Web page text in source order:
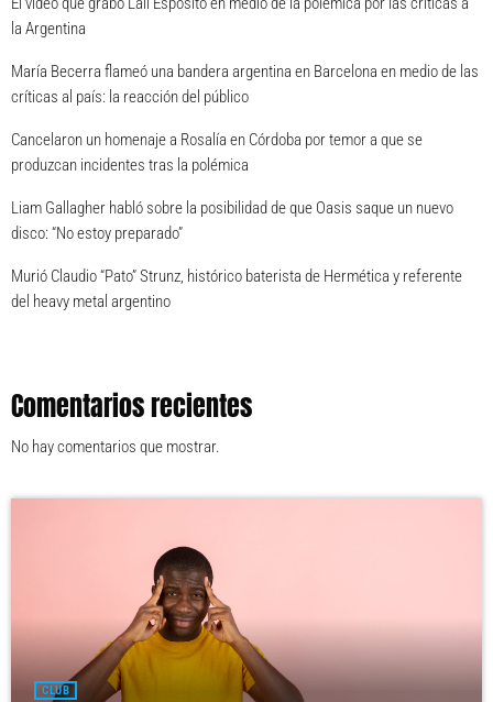
la Argentina
María Becerra flameó una bandera argentina en Barcelona en medio de las
críticas al país: la reacción del público
Cancelaron un homenaje a Rosalía en Córdoba por temor a que se
produzcan incidentes tras la polémica
Liam Gallagher habló sobre la posibilidad de que Oasis saque un nuevo
disco: “No estoy preparado”
Murió Claudio “Pato” Strunz, histórico baterista de Hermética y referente
del heavy metal argentino
Comentarios recientes
No hay comentarios que mostrar.
CLUB